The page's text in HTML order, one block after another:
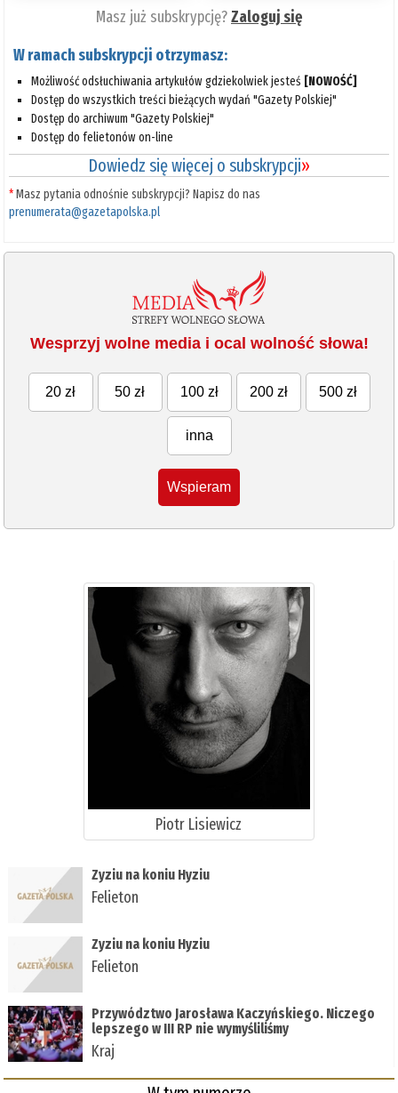
Masz już subskrypcję?Zaloguj się
W ramach subskrypcji otrzymasz:
Możliwość odsłuchiwania artykułów gdziekolwiek jesteś [NOWOŚĆ]
Dostęp do wszystkich treści bieżących wydań "Gazety Polskiej"
Dostęp do archiwum "Gazety Polskiej"
Dostęp do felietonów on-line
Dowiedz się więcej o subskrypcji»
*Masz pytania odnośnie subskrypcji? Napisz do nas
prenumerata@gazetapolska.pl
Wesprzyj wolne media i ocal wolność słowa!
20 zł 50 zł 100 zł 200 zł 500 zł
inna
Wspieram
Piotr Lisiewicz
Zyziu na koniu Hyziu
Felieton
Zyziu na koniu Hyziu
Felieton
Przywództwo Jarosława Kaczyńskiego. Niczego
lepszego w III RP nie wymyśliliśmy
Kraj